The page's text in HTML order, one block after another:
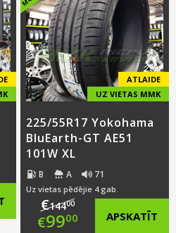
€105.00.
is:
€75.00.
ATLAIDE
UZ VIETAS MMK
225/55R17 Yokohama
BluEarth-GT AE51
101W XL
B A 71
Uz vietas pēdējie 4 gab.
€14400
Original
€9900 APSKATĪT